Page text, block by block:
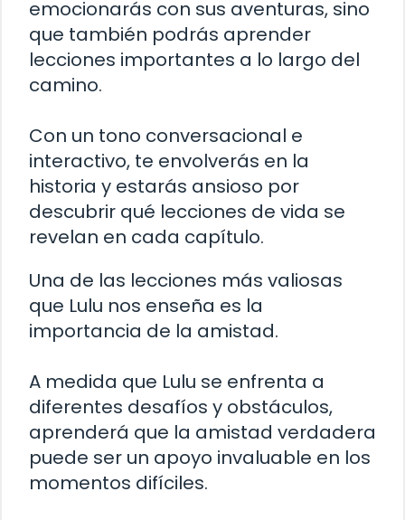
emocionarás con sus aventuras, sino
que también podrás aprender
lecciones importantes a lo largo del
camino.
Con un tono conversacional e
interactivo, te envolverás en la
historia y estarás ansioso por
descubrir qué lecciones de vida se
revelan en cada capítulo.
Una de las lecciones más valiosas
que Lulu nos enseña es la
importancia de la amistad.
A medida que Lulu se enfrenta a
diferentes desafíos y obstáculos,
aprenderá que la amistad verdadera
puede ser un apoyo invaluable en los
momentos difíciles.